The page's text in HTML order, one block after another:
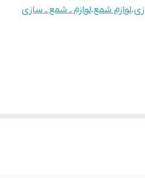
،لوازم شمع،لوازم ـ شمع ـ سازی